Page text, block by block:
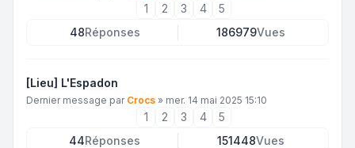
1 2 3 4
5
48Réponses 186979Vues
[Lieu] L'Espadon
Dernier message par Crocs » mer. 14 mai 2025 15:10
1 2 3 4
5
44Réponses 151448Vues